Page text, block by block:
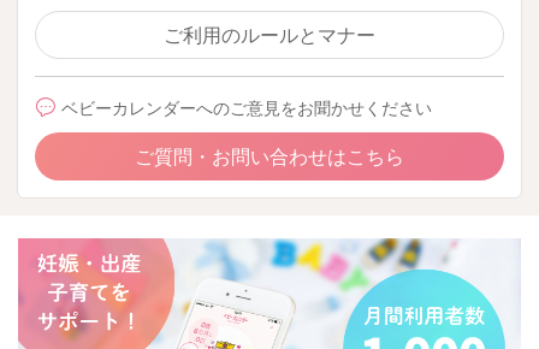
ご利用のルールとマナー
ベビーカレンダーへのご意見をお聞かせください
ご質問・お問い合わせはこちら